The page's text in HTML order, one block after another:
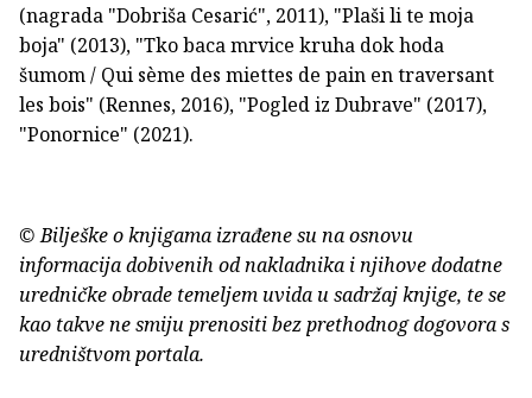
(nagrada "Dobriša Cesarić", 2011), "Plaši li te moja
boja" (2013), "Tko baca mrvice kruha dok hoda
šumom / Qui sème des miettes de pain en traversant
les bois" (Rennes, 2016), "Pogled iz Dubrave" (2017),
"Ponornice" (2021).
© Bilješke o knjigama izrađene su na osnovu
informacija dobivenih od nakladnika i njihove dodatne
uredničke obrade temeljem uvida u sadržaj knjige, te se
kao takve ne smiju prenositi bez prethodnog dogovora s
uredništvom portala.